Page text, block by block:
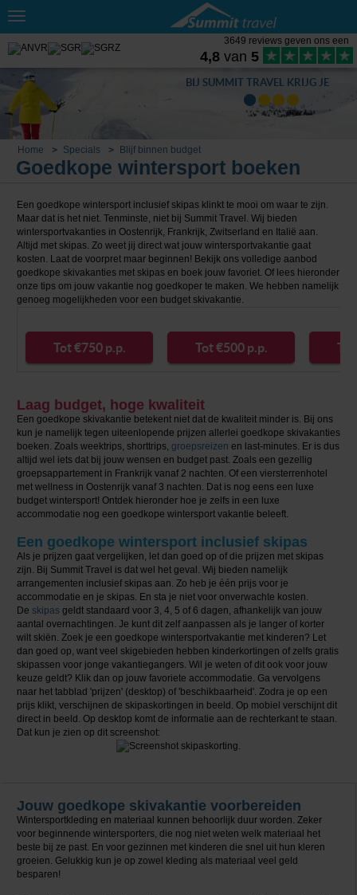
Toggle
3649 reviews geven ons een
4,8 van 5
BIJ SUMMIT TRAVEL KRIJG JE
Home Specials Blijf binnen budget
Goedkope wintersport boeken
Een goedkope wintersport inclusief skipas klinkt te mooi om waar te zijn.
Maar dat is het niet. Tenminste, niet bij Summit Travel. Wij bieden
wintersportvakanties in Oostenrijk, Frankrijk, Zwitserland en Italië aan.
Altijd met skipas. Zo weet jij direct wat jouw wintersportvakantie gaat
kosten. Laat de voorpret maar beginnen! Bekijk ons volledige aanbod
goedkope skivakanties met skipas en boek jouw favoriet. Of lees hieronder
onze tips om jouw vakantie nog goedkoper te maken. We hebben namelijk
genoeg mogelijkheden voor een budget skivakantie.
Tot €750 p.p. Tot €500 p.p.
Laag budget, hoge kwaliteit
Een goedkope skivakantie betekent niet dat de kwaliteit minder is. Bij ons
kun je namelijk tegen uiteenlopende prijzen allerlei goedkope skivakanties
boeken. Zoals weektrips, shorttrips, groepsreizen en last-minutes. Er is dus
altijd wel iets dat bij jouw wensen en budget past. Zoals een gezellig
groepsappartement in Frankrijk vanaf 2 nachten. Of een viersterrenhotel
met wellness in Oostenrijk vanaf 3 nachten. Dat is nog eens een luxe
budget wintersport! Ontdek hieronder hoe je zelfs in een luxe
accommodatie nog een goedkope wintersport vakantie beleeft.
Een goedkope wintersport inclusief skipas
Als je prijzen gaat vergelijken, let dan goed op of die prijzen met skipas
zijn. Bij Summit Travel is dat wel het geval. Wij bieden namelijk
arrangementen inclusief skipas aan. Zo heb je één prijs voor je
accommodatie en je skipas. En sta je niet voor onverwachte kosten.
De skipas geldt standaard voor 3, 4, 5 of 6 dagen, afhankelijk van jouw
aantal overnachtingen. Je kunt dit zelf aanpassen als je langer of korter
wilt skiën. Zoek je een goedkope wintersportvakantie met kinderen? Let
dan goed op, want veel skigebieden hebben kinderkortingen of zelfs gratis
skipassen voor jonge vakantiegangers. Wil je weten of dit ook voor jouw
keuze geldt? Klik dan op jouw favoriete accommodatie. Ga vervolgens
naar het tabblad 'prijzen' (desktop) of 'beschikbaarheid'. Zodra je op een
prijs klikt, verschijnen de skipaskortingen in beeld. Op mobiel verschijnt dit
direct in beeld. Op desktop komt de informatie aan de rechterkant te staan.
Dat kun je zien op dit screenshot:
Jouw goedkope skivakantie voorbereiden
Wintersportkleding en materiaal kunnen behoorlijk duur worden. Zeker
voor beginnende wintersporters, die nog niet weten welk materiaal het
beste bij ze past. En voor gezinnen met kinderen die snel uit hun kleren
groeien. Gelukkig kun je op zowel kleding als materiaal veel geld
besparen!